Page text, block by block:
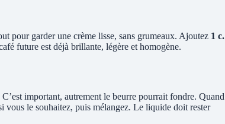
pour garder une crème lisse, sans grumeaux. Ajoutez 1 c.
future est déjà brillante, légère et homogène.
important, autrement le beurre pourrait fondre. Quand
vous le souhaitez, puis mélangez. Le liquide doit rester